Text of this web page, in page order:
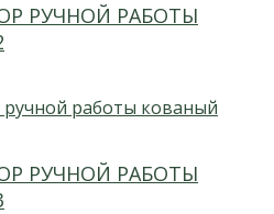
РУЧНОЙ РАБОТЫ
РУЧНОЙ РАБОТЫ